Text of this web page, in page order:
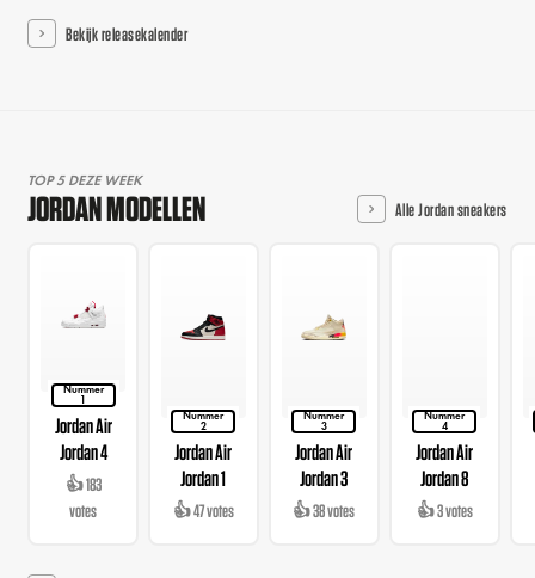
Bekijk releasekalender
TOP 5 DEZE WEEK
JORDAN MODELLEN Alle Jordan sneakers
Nummer
1
Jordan Air
Jordan 4
👍 183
votes
Nummer
2
Jordan Air
Jordan 1
👍 47 votes
Nummer
3
Jordan Air
Jordan 3
👍 38 votes
Nummer
4
Jordan Air
Jordan 8
👍 3 votes